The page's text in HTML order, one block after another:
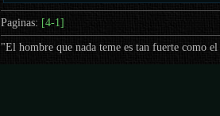
Paginas: [4-1]
"El hombre que nada teme es tan fuerte como